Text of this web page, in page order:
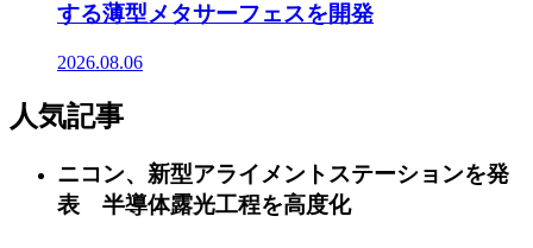
する薄型メタサーフェスを開発
2026.08.06
人気記事
ニコン、新型アライメントステーションを発
表 半導体露光工程を高度化